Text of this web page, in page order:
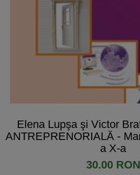
Elena Lupşa şi Victor
ANTREPRENORIALĂ -
a X-a
30.00 RON